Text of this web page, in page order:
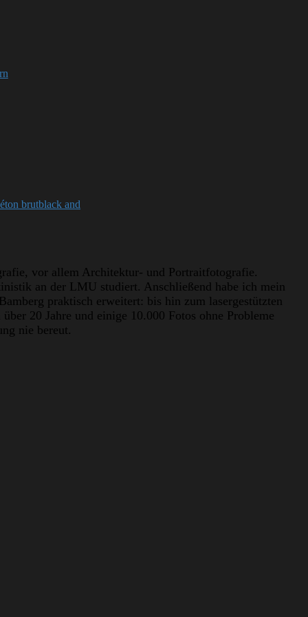
brutblack and
vor allem Architektur- und Portraitfotografie.
an der LMU studiert. Anschließend habe ich mein
praktisch erweitert: bis hin zum lasergestützten
20 Jahre und einige 10.000 Fotos ohne Probleme
nie bereut.